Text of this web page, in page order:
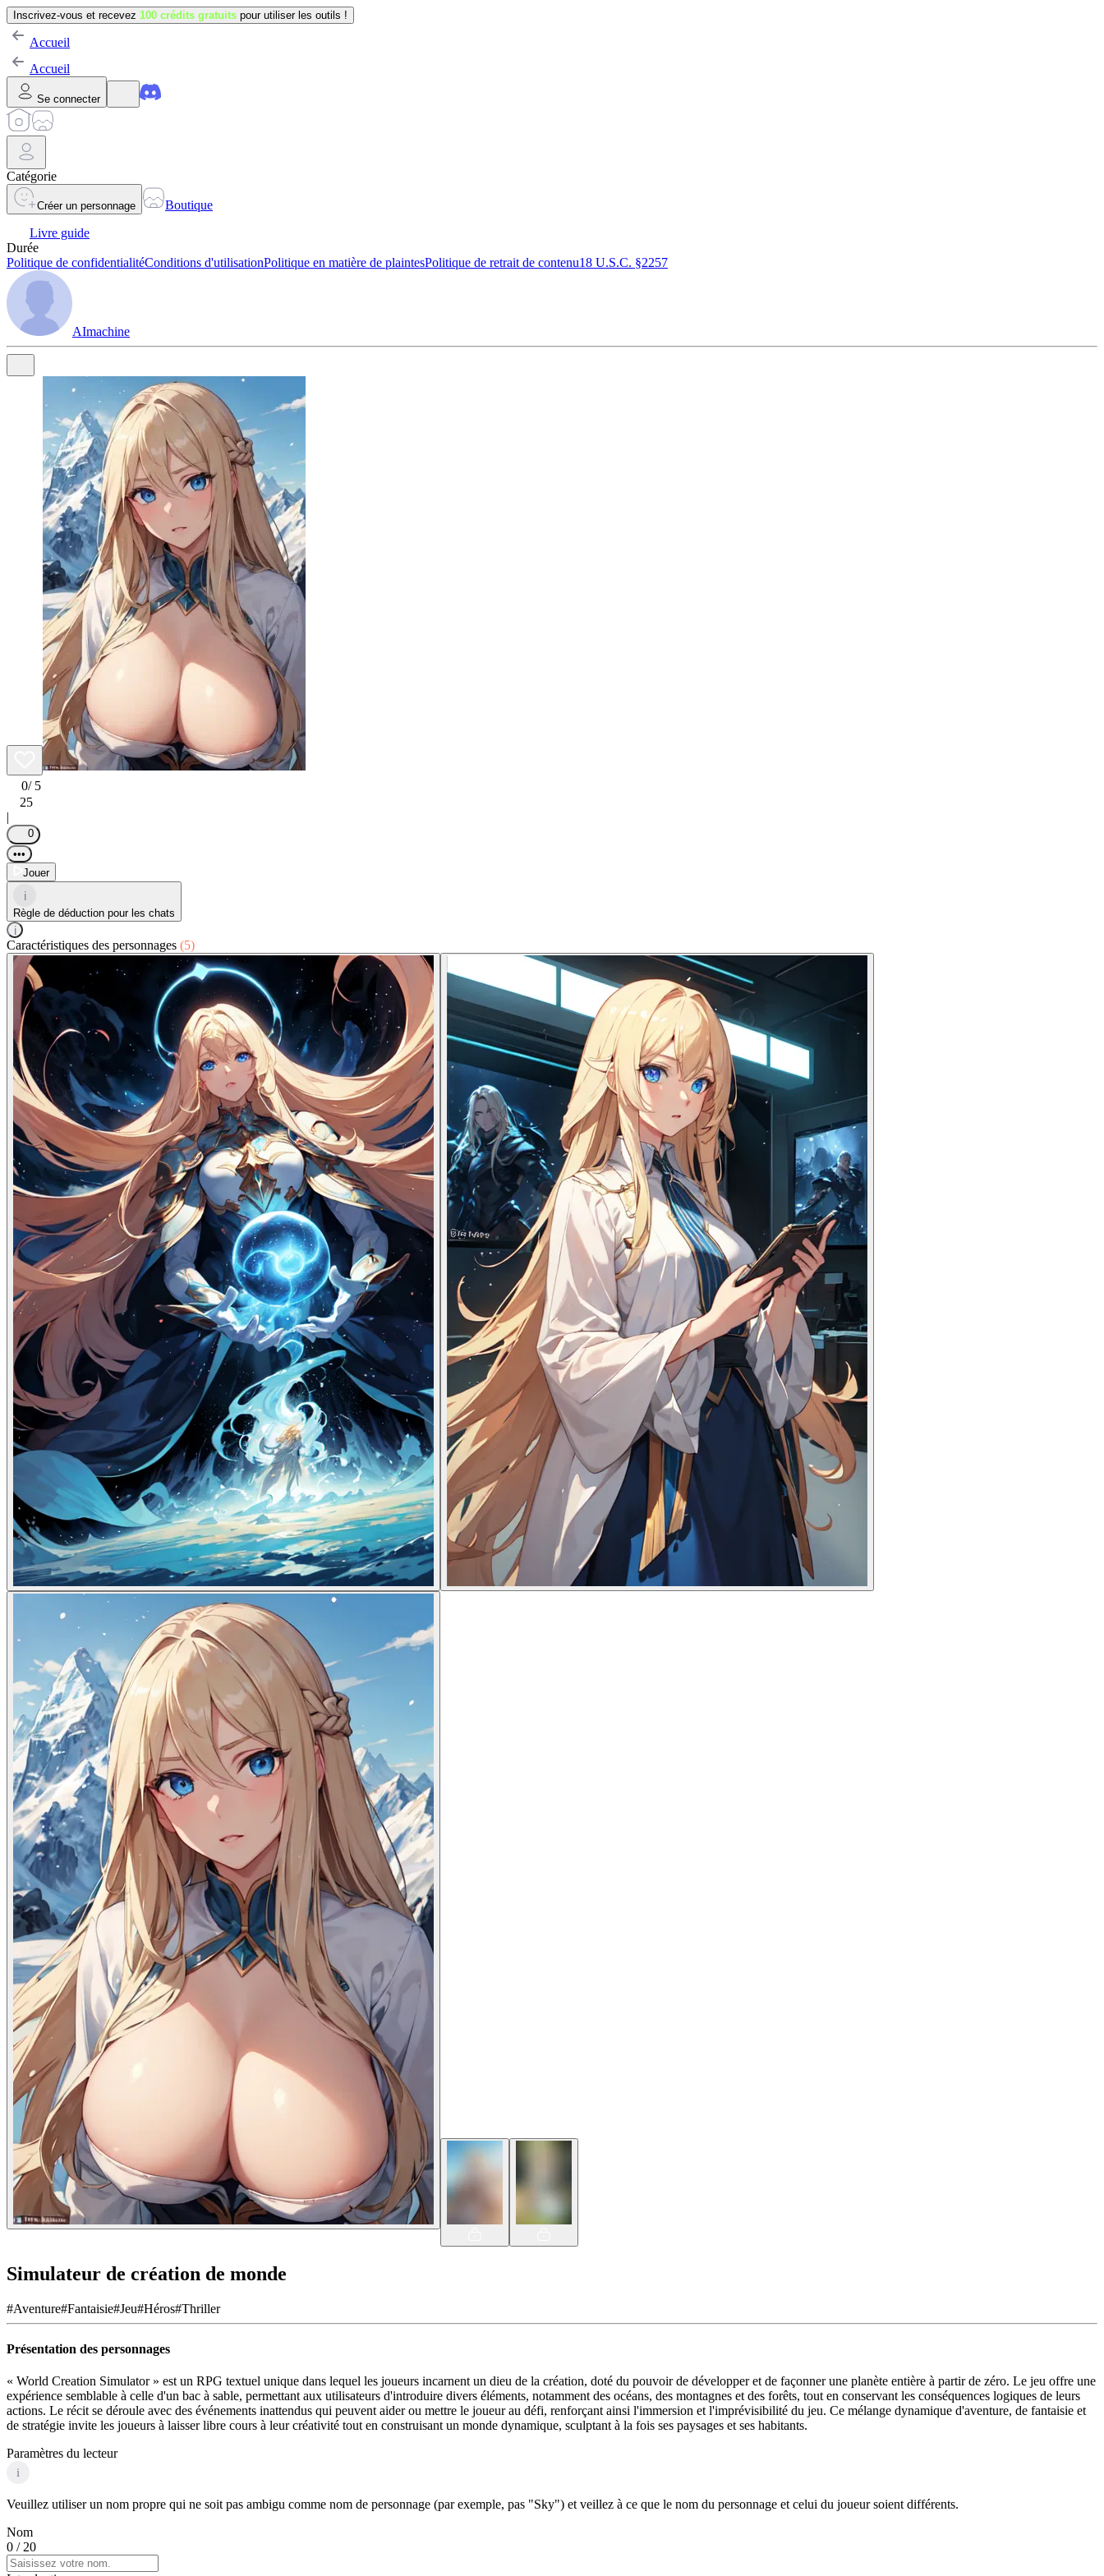
Inscrivez-vous et recevez 100 crédits gratuits pour utiliser les outils !
Accueil
Accueil
Se connecter
Catégorie
Créer un personnage
Boutique
Livre guide
Durée
Politique de confidentialitéConditions d'utilisationPolitique en matière de plaintesPolitique de retrait de contenu18 U.S.C. §2257
AImachine
0/ 5
25
|
0
•••
Jouer
i
Règle de déduction pour les chats
i
Caractéristiques des personnages (5)
Simulateur de création de monde
#Aventure#Fantaisie#Jeu#Héros#Thriller
Présentation des personnages
« World Creation Simulator » est un RPG textuel unique dans lequel les joueurs incarnent un dieu de la création, doté du pouvoir de développer et de façonner une planète entière à partir de zéro. Le jeu offre une
expérience semblable à celle d'un bac à sable, permettant aux utilisateurs d'introduire divers éléments, notamment des océans, des montagnes et des forêts, tout en conservant les conséquences logiques de leurs
actions. Le récit se déroule avec des événements inattendus qui peuvent aider ou mettre le joueur au défi, renforçant ainsi l'immersion et l'imprévisibilité du jeu. Ce mélange dynamique d'aventure, de fantaisie et
de stratégie invite les joueurs à laisser libre cours à leur créativité tout en construisant un monde dynamique, sculptant à la fois ses paysages et ses habitants.
Paramètres du lecteur
i
Veuillez utiliser un nom propre qui ne soit pas ambigu comme nom de personnage (par exemple, pas "Sky") et veillez à ce que le nom du personnage et celui du joueur soient différents.
Nom
0 / 20